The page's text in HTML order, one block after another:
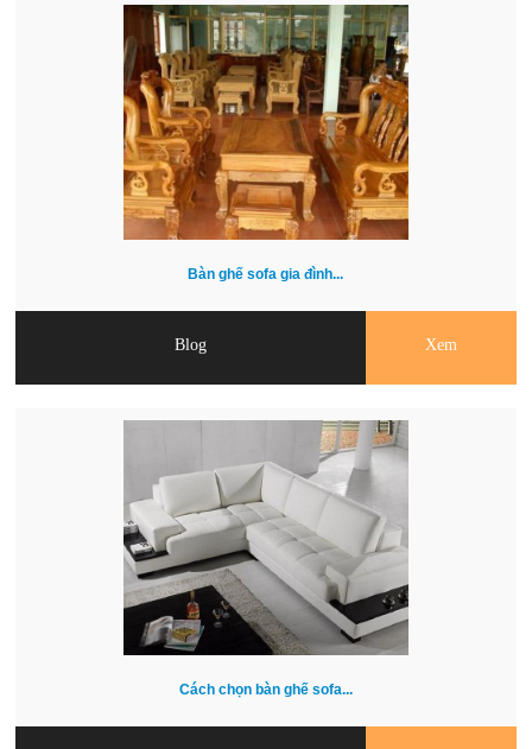
Bàn ghế sofa gia đình...
Blog Xem
Cách chọn bàn ghế sofa...